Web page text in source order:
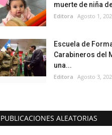
muerte de niña
Editora Agosto 1,
Escuela de
Carabineros del
una...
Editora Agosto 3,
PUBLICACIONES ALEATORIAS